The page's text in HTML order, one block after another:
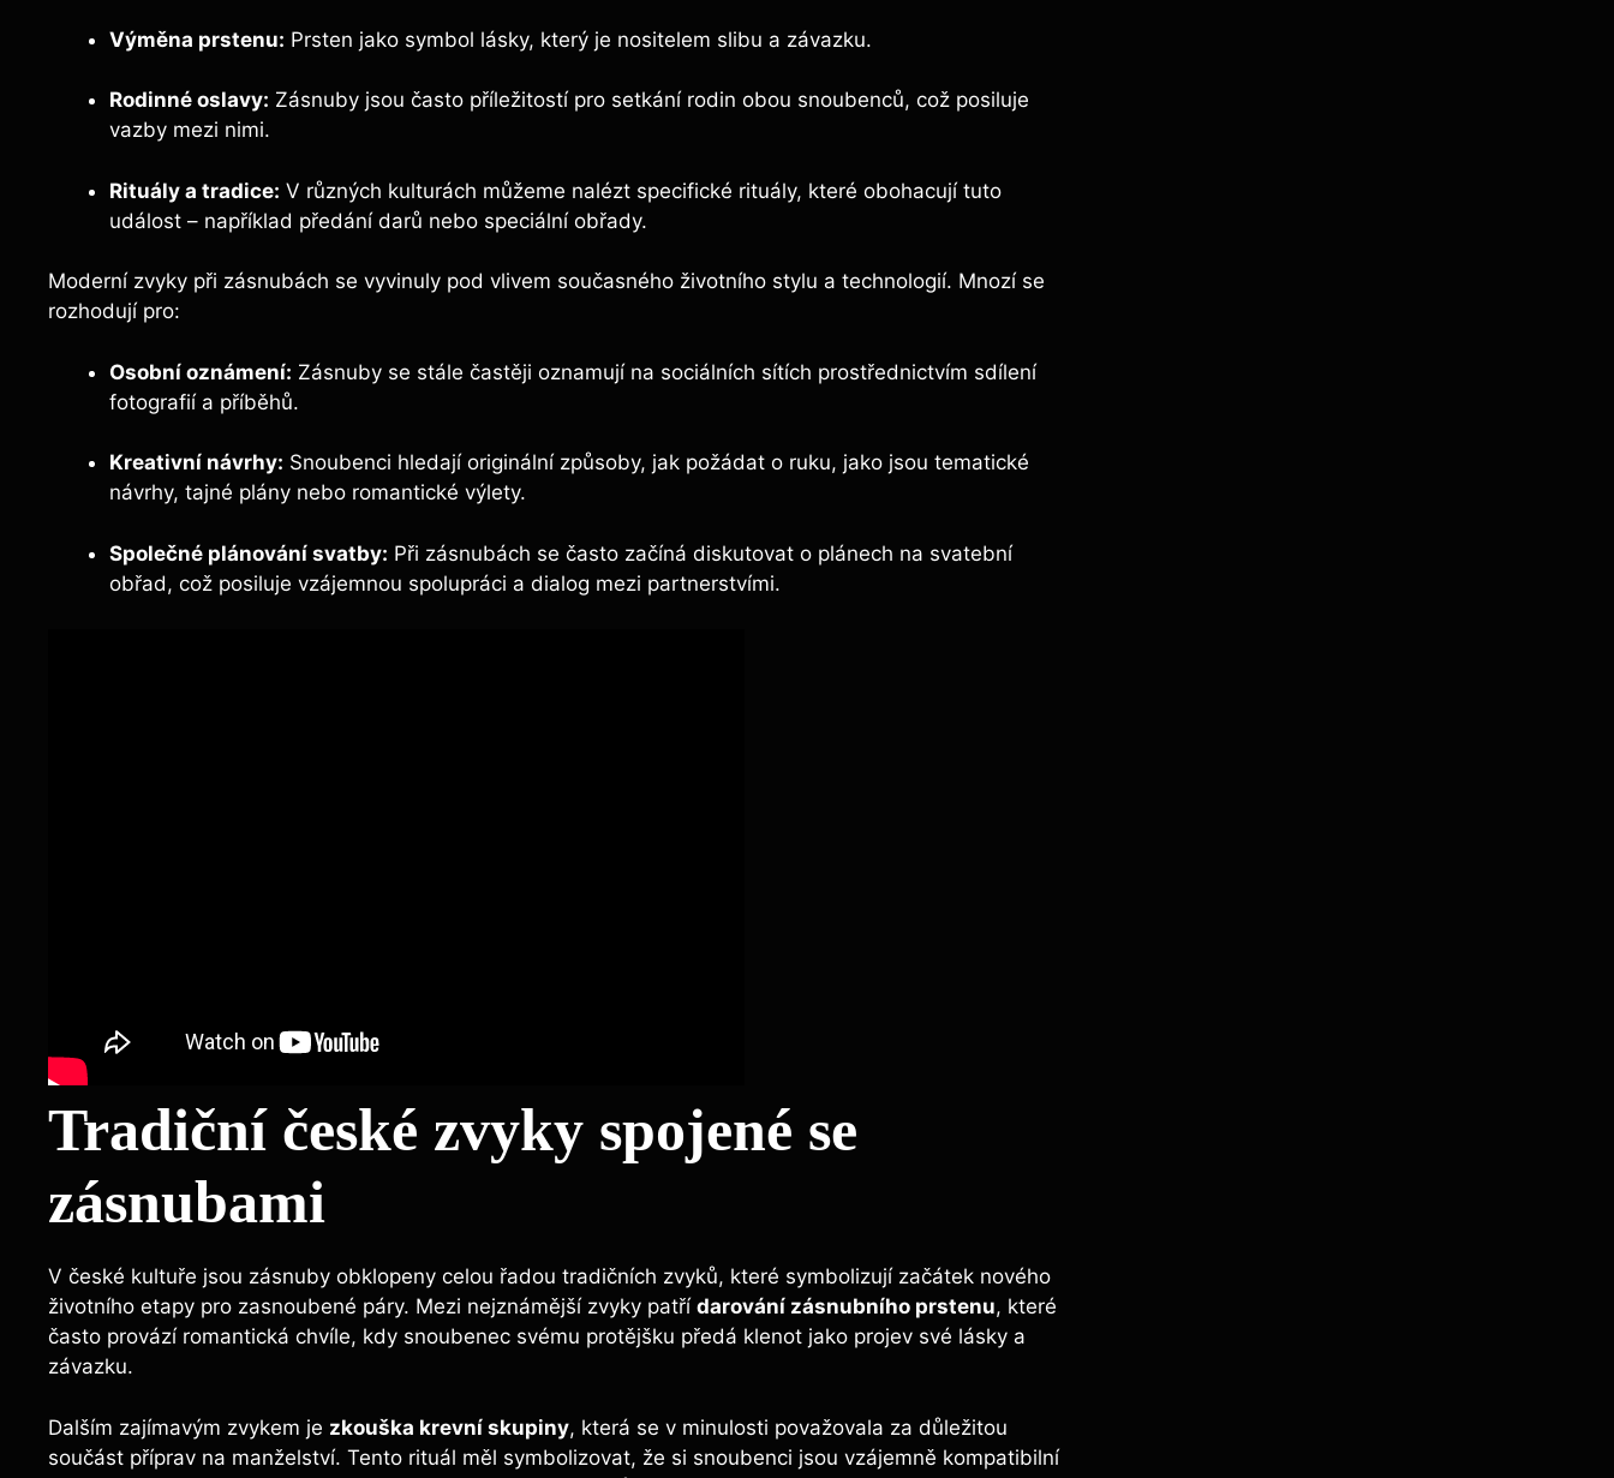
Výměna prstenu: Prsten jako symbol lásky, který je nositelem slibu a závazku.
Rodinné oslavy: Zásnuby jsou často příležitostí pro setkání rodin obou snoubenců, což posiluje
vazby mezi nimi.
Rituály a tradice: V různých kulturách můžeme nalézt specifické rituály, které obohacují tuto
událost – například předání darů nebo speciální obřady.
Moderní zvyky při zásnubách se vyvinuly pod vlivem současného životního stylu a technologií. Mnozí se
rozhodují pro:
Osobní oznámení: Zásnuby se stále častěji oznamují na sociálních sítích prostřednictvím sdílení
fotografií a příběhů.
Kreativní návrhy: Snoubenci hledají originální způsoby, jak požádat o ruku, jako jsou tematické
návrhy, tajné plány nebo romantické výlety.
Společné plánování svatby: Při zásnubách se často začíná diskutovat o plánech na svatební
obřad, což posiluje vzájemnou spolupráci a dialog mezi partnerstvími.
Tradiční české zvyky spojené se
zásnubami
V české kultuře jsou zásnuby obklopeny celou řadou tradičních zvyků, které symbolizují začátek nového
životního etapy pro zasnoubené páry. Mezi nejznámější zvyky patří darování zásnubního prstenu, které
často provází romantická chvíle, kdy snoubenec svému protějšku předá klenot jako projev své lásky a
závazku.
Dalším zajímavým zvykem je zkouška krevní skupiny, která se v minulosti považovala za důležitou
součást příprav na manželství. Tento rituál měl symbolizovat, že si snoubenci jsou vzájemně kompatibilní